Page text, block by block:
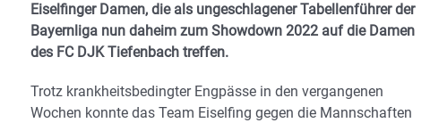
Eiselfinger Damen, die als ungeschlagener Tabellenführer der
Bayernliga nun daheim zum Showdown 2022 auf die Damen
des FC DJK Tiefenbach treffen.
Trotz krankheitsbedingter Engpässe in den vergangenen
Wochen konnte das Team Eiselfing gegen die Mannschaften